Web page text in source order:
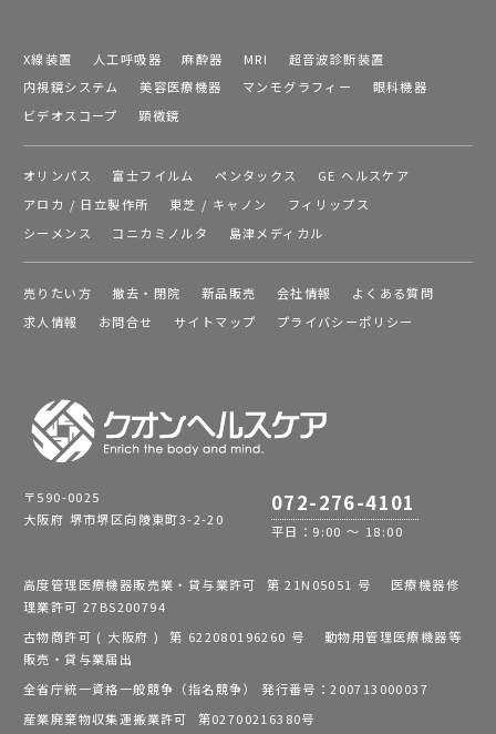
X線装置 人工呼吸器 麻酔器 MRI
超音波診断装置
内視鏡システム
美容医療機器 マンモグラフィー
眼科機器
ビデオスコープ
顕微鏡
オリンパス 富士フイルム ペンタックス
GE ヘルスケア
アロカ / 日立製作所
東芝 / キャノン
フィリップス
シーメンス
コニカミノルタ 島津メディカル
売りたい方 撤去・閉院 新品販売 会社情報
よくある質問
求人情報
お問合せ サイトマップ プライバシーポリシー
〒590-0025
大阪府 堺市堺区向陵東町3-2-20
072-276-4101
平日：9:00 ～ 18:00
高度管理医療機器販売業・貸与業許可 第 21N05051 号 医療機器修
理業許可 27BS200794
古物商許可 ( 大阪府 ) 第 622080196260 号 動物用管理医療機器等
販売・貸与業届出
全省庁統一資格一般競争（指名競争） 発行番号：200713000037
産業廃棄物収集運搬業許可 第02700216380号